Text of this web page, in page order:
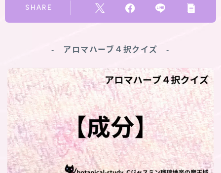
SHARE
‐ アロマハーブ４択クイズ ‐